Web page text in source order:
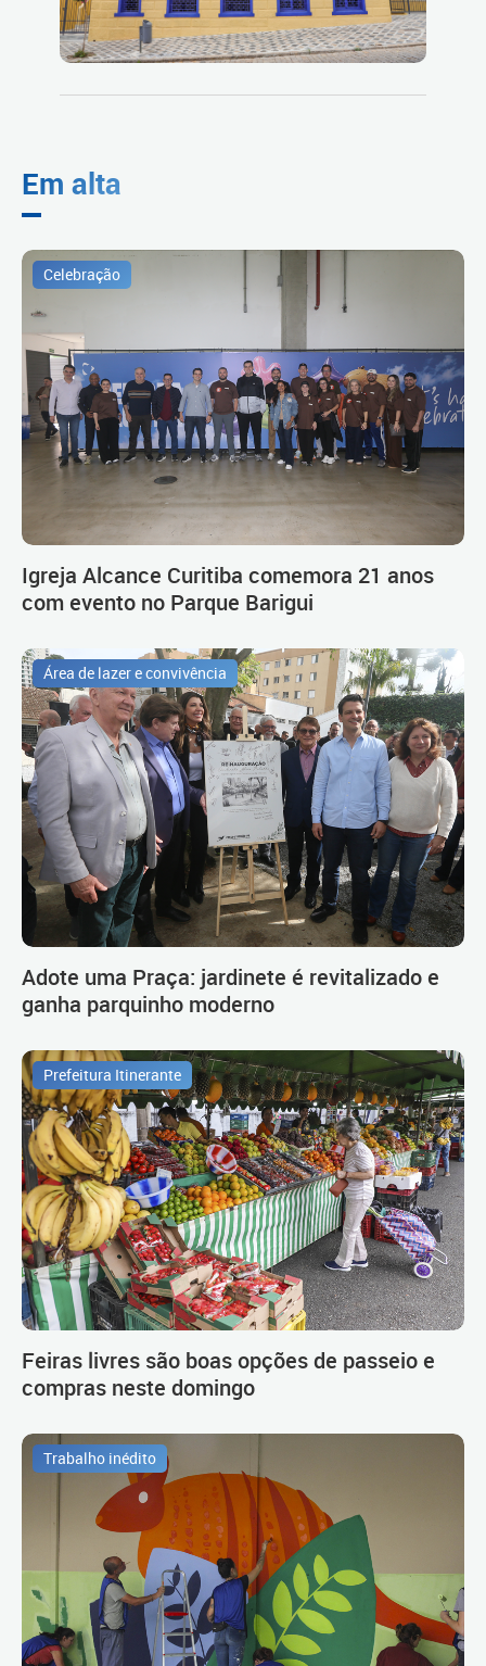
Em alta
Celebração
Igreja Alcance Curitiba comemora 21 anos
com evento no Parque Barigui
Área de lazer e convivência
Adote uma Praça: jardinete é revitalizado e
ganha parquinho moderno
Prefeitura Itinerante
Feiras livres são boas opções de passeio e
compras neste domingo
Trabalho inédito